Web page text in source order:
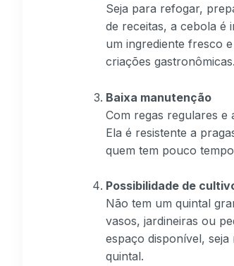
Seja para refogar,
de receitas, a cebola é
um ingrediente fresco
criações gastronômicas.
Baixa manutenção
Com regas regulares e
Ela é resistente a
quem tem pouco
Possibilidade de
Não tem um quintal
vasos, jardineiras ou
espaço disponível,
quintal.